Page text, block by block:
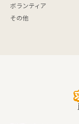
ボランティア
その他